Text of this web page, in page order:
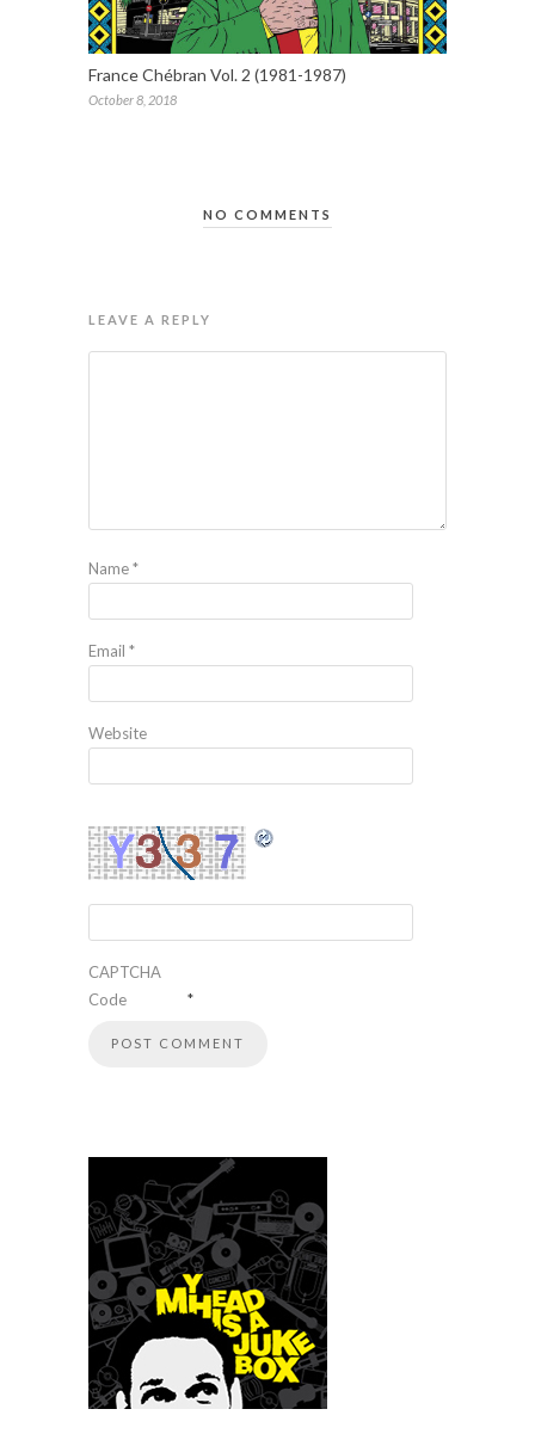
France Chébran Vol. 2 (1981-1987)
October 8, 2018
NO COMMENTS
LEAVE A REPLY
Name*
Email *
Website
CAPTCHA
Code
*